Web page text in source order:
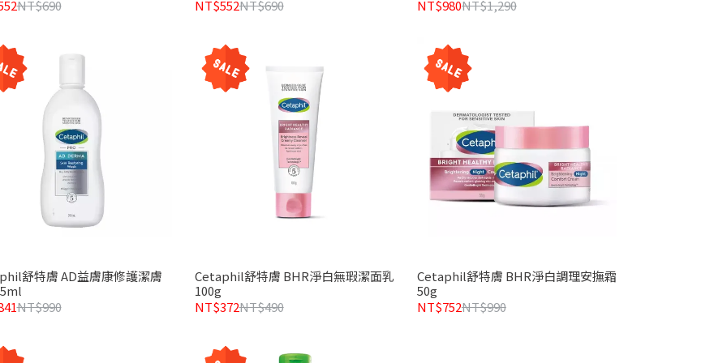
NT$690
NT$552NT$690
NT$980NT$1,290
舒特膚 AD益膚康修護潔膚
NT$990
Cetaphil舒特膚 BHR淨白無瑕潔面乳
100g
NT$372NT$490
Cetaphil舒特膚 BHR淨白調理安撫霜
50g
NT$752NT$990